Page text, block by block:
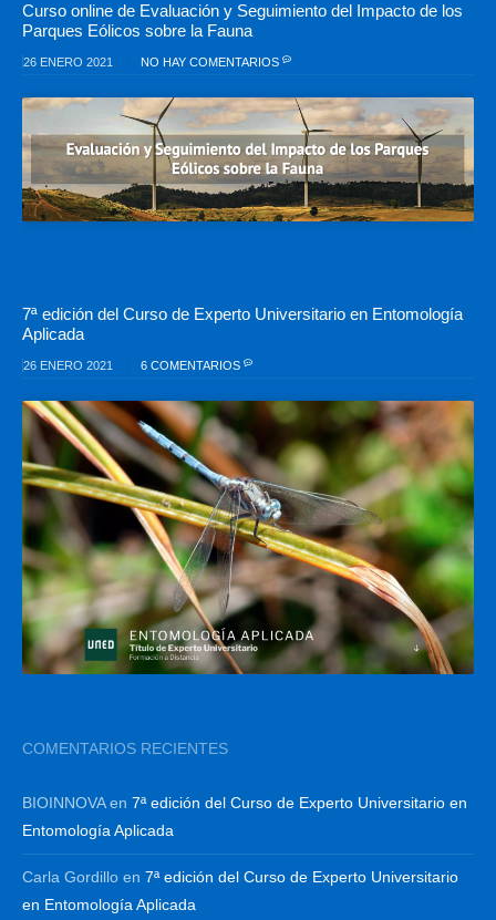
Curso online de Evaluación y Seguimiento del Impacto de los
Parques Eólicos sobre la Fauna
26 ENERO 2021 NO HAY COMENTARIOS
7ª edición del Curso de Experto Universitario en Entomología
Aplicada
26 ENERO 2021 6 COMENTARIOS
COMENTARIOS RECIENTES
BIOINNOVAen 7ª edición del Curso de Experto Universitario en
Entomología Aplicada
Carla Gordillo en 7ª edición del Curso de Experto Universitario
en Entomología Aplicada